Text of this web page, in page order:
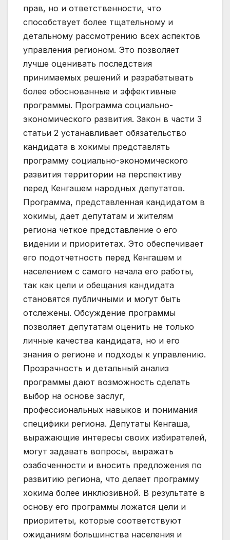
прав, но и ответственности, что
способствует более тщательному и
детальному рассмотрению всех аспектов
управления регионом. Это позволяет
лучше оценивать последствия
принимаемых решений и разрабатывать
более обоснованные и эффективные
программы. Программа социально-
экономического развития. Закон в части 3
статьи 2 устанавливает обязательство
кандидата в хокимы представлять
программу социально-экономического
развития территории на перспективу
перед Кенгашем народных депутатов.
Программа, представленная кандидатом в
хокимы, дает депутатам и жителям
региона четкое представление о его
видении и приоритетах. Это обеспечивает
его подотчетность перед Кенгашем и
населением с самого начала его работы,
так как цели и обещания кандидата
становятся публичными и могут быть
отслежены. Обсуждение программы
позволяет депутатам оценить не только
личные качества кандидата, но и его
знания о регионе и подходы к управлению.
Прозрачность и детальный анализ
программы дают возможность сделать
выбор на основе заслуг,
профессиональных навыков и понимания
специфики региона. Депутаты Кенгаша,
выражающие интересы своих избирателей,
могут задавать вопросы, выражать
озабоченности и вносить предложения по
развитию региона, что делает программу
хокима более инклюзивной. В результате в
основу его программы ложатся цели и
приоритеты, которые соответствуют
ожиданиям большинства населения и